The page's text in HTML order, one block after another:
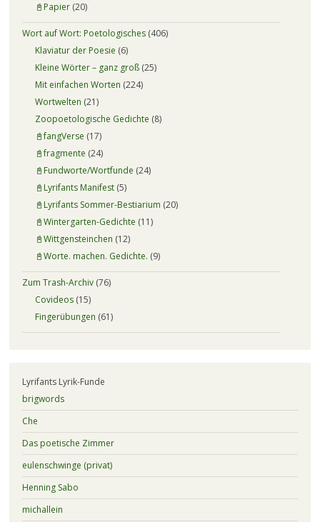
📓Papier(20)
Wort auf Wort: Poetologisches(406)
Klaviatur der Poesie (6)
Kleine Wörter – ganz groß(25)
Mit einfachen Worten (224)
Wortwelten (21)
Zoopoetologische Gedichte (8)
📓fangVerse (17)
📓fragmente (24)
📓Fundworte/Wortfunde (24)
📓Lyrifants Manifest(5)
📓Lyrifants Sommer-Bestiarium (20)
📓Wintergarten-Gedichte (11)
📓Wittgensteinchen (12)
📓Worte. machen. Gedichte. (9)
Zum Trash-Archiv(76)
Covideos(15)
Fingerübungen (61)
Lyrifants Lyrik-Funde
brigwords
Che
Das poetische Zimmer
eulenschwinge (privat)
Henning Sabo
michallein